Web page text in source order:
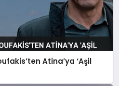
Atina’ya ‘Aşil